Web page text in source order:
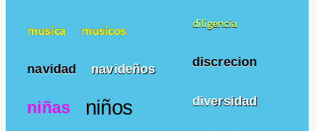
diligencia
discrecion
diversidad
musica musicos
navidad navideños
niñas niños